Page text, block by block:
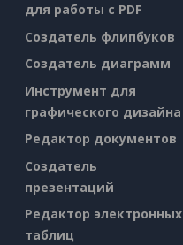
для работы с PDF
Создатель флипбуков
Создатель диаграмм
Инструмент для
графического дизайна
Редактор документов
Создатель
презентаций
Редактор электронных
таблиц